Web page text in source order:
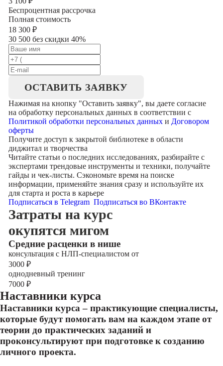
Беспроцентная рассрочка
Полная стоимость
18 300 ₽
30 500 без скидки 40%
ОСТАВИТЬ ЗАЯВКУ
Нажимая на кнопку "Оставить заявку", вы даете согласие
на обработку персональных данных в соответствии с
Политикой обработки персональных данныхи Договором
оферты
Получите доступ к закрытой библиотекев области
диджитал и творчества
Читайте статьи о последних исследованиях, разбирайте с
экспертами трендовые инструменты и техники, получайте
гайды и чек-листы. Сэкономьте время на поиске
информации, применяйте знания сразу и используйте их
для старта и роста в карьере
Подписаться в Telegram Подписаться во ВКонтакте
Затраты на курс
окупятся мигом
Cредние расценки в нише
консультация с НЛП-специалистом от
3000 ₽
однодневный тренинг
7000 ₽
Наставники курса
Наставники курса – практикующие специалисты,
которые будут помогать вам на каждом этапе от
теории до практических заданий и
проконсультируют при подготовке к созданию
личного проекта.